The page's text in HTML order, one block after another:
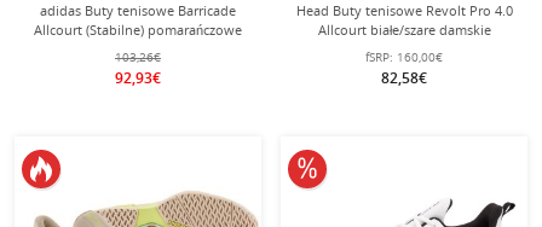
adidas Buty tenisowe Barricade
Allcourt (Stabilne) pomarańczowe
damskie
103,26€
92,93€
Head Buty tenisowe Revolt Pro 4.0
Allcourt białe/szare damskie
fSRP: 160,00€
82,58€
10% obniżone